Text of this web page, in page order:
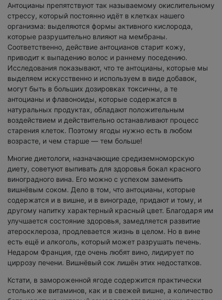
Антоцианы препятствуют так называемому окислительному
стрессу, который постоянно идёт в клетках нашего
организма: выделяются формы активного кислорода,
которые разрушительно влияют на мембраны.
Соответственно, действие антоцианов старит кожу,
приводит к выпадению волос и раннему поседению.
Исследования показывают, что те антоцианы, которые мы
выделяем искусственно и используем в виде добавок,
могут быть в больших дозировках токсичны, а те
антоцианы и флавоноиды, которые содержатся в
натуральных продуктах, обладают положительным
воздействием и действительно останавливают процесс
старения клеток. Поэтому ягоды нужно есть в любом
возрасте, и чем старше — тем больше!
Многие диетологи, назначающие средиземноморскую
диету, советуют выпивать для здоровья бокал красного
виноградного вина. Его можно с успехом заменить
вишнёвым соком. Дело в том, что антоцианы, которые
содержатся и в вишне, и в винограде, придают и тому, и
другому напитку характерный красный цвет. Благодаря им
улучшается состояние здоровья, замедляется развитие
атеросклероза, продлевается жизнь в целом. Но в вине
есть ещё и алкоголь, который может разрушать печень.
Недаром Франция, где очень любят вино, лидирует по
циррозу печени. Вишнёвый сок лишён этих недостатков.
Кстати, в замороженной ягоде содержится практически
столько же витаминов, как и в свежей вишне, а количество